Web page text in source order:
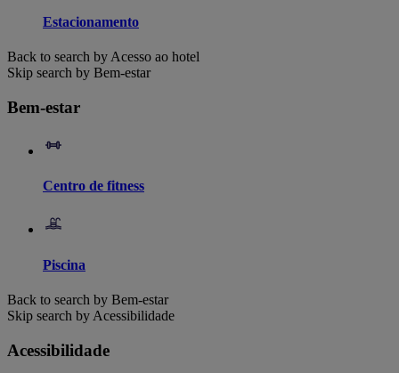
Estacionamento
Back to search by Acesso ao hotel
Skip search by Bem-estar
Bem-estar
Centro de fitness
Piscina
Back to search by Bem-estar
Skip search by Acessibilidade
Acessibilidade